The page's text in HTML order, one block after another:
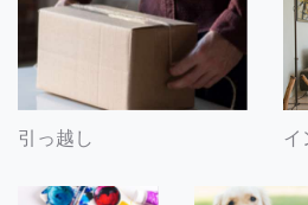
引っ越し イ